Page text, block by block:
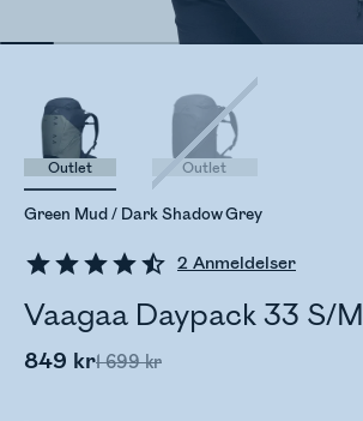
2 Anmeldelser
Vaagaa Daypack 33 S/M
849 kr1 699 kr
Green Mud / Dark Shadow Grey
Outlet Outlet